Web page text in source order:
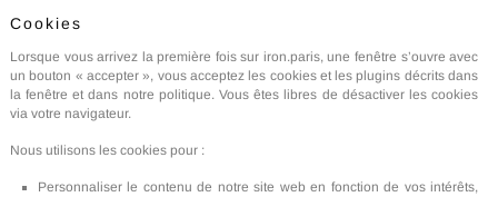
Cookies
Lorsque vous arrivez la première fois sur iron.paris, une fenêtre s’ouvre avec
un bouton « accepter », vous acceptez les cookies et les plugins décrits dans
la fenêtre et dans notre politique. Vous êtes libres de désactiver les cookies
via votre navigateur.
Nous utilisons les cookies pour :
Personnaliser le contenu de notre site web en fonction de vos intérêts,